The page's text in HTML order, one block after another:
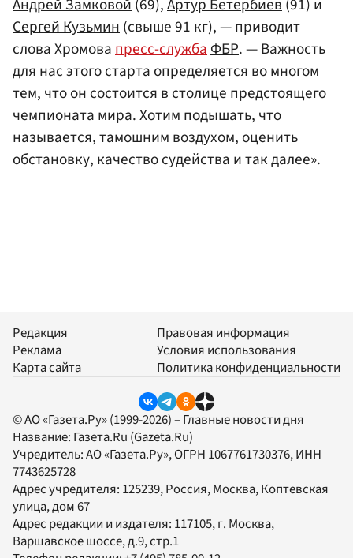
Андрей Замковой(69),Артур Бетербиев(91) и
Сергей Кузьмин(свыше 91 кг), — приводит
слова Хромовапресс-службаФБР. — Важность
для нас этого старта определяется во многом
тем, что он состоится в столице предстоящего
чемпионата мира. Хотим подышать, что
называется, тамошним воздухом, оценить
обстановку, качество судейства и так далее».
Редакция
Реклама
Карта сайта
Правовая информация
Условия использования
Политика конфиденциальности
© АО «Газета.Ру» (1999-2026) – Главные новости дня
Название: Газета.Ru (Gazeta.Ru)
Учредитель:АО «Газета.Ру», ОГРН 1067761730376, ИНН
7743625728
Адрес учредителя: 125239, Россия, Москва, Коптевская
улица, дом 67
Адрес редакции и издателя: 117105, г. Москва,
Варшавское шоссе, д.9, стр.1